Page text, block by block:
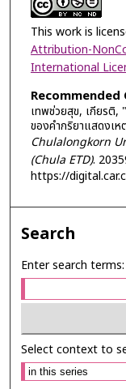
This work is
Attribution-
International
เทพช่วยสุข, เกียรติ
ของคำกริยาแสดงเ
Chulalongkorn
(Chula ETD).
https://
Search
Enter search terms:
Select context to